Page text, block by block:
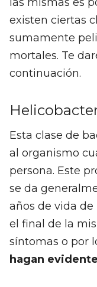
existen ciertas
sumamente
mortales. Te
continuación.
Esta clase de
al organismo
persona. Este
se da
años de vida de
el final de la
síntomas o por
hagan